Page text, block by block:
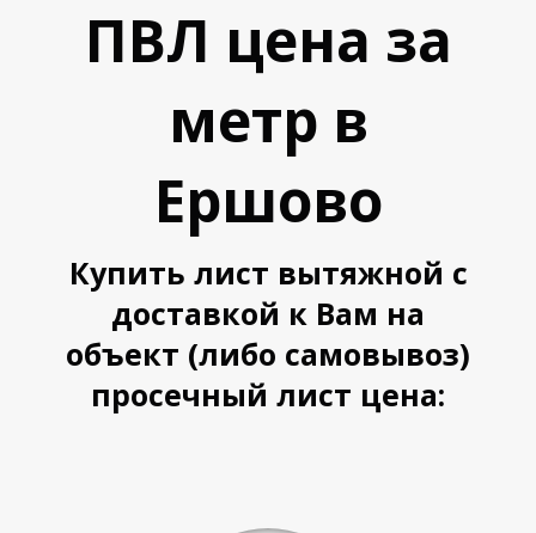
У
ПВЛ цена за
метр в
Ершово
Купить лист вытяжной с
доставкой к Вам на
объект (либо самовывоз)
просечный лист цена:
У